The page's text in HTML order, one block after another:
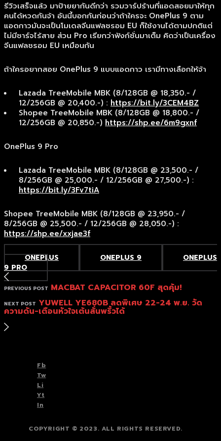
รีวิวเสร็จแล้ว มาป้ายยากันดีกว่า รวมวาร์ปร้านที่แอดสอยมาให้ทุก
คนได้หวดกันจ้า อันนี้บอกกันก่อนว่าถ้าใครจะ OnePlus 9 ตาม
แอดกาวมันจะเป็นโมเดลจีนแฟลชรอม EU ก็ใช้งานได้ตามปกติแต่
ไม่มีชาร์จไร้สาย ส่วน Pro เรียกว่าฟังก์ชั่นมาเต็ม คิดว่าเป็นเครื่อง
จีนแฟลชรอม EU เหมือนกัน
ถ้าใครอยากสอย OnePlus 9 แบบแอดกาว เรามีทางเลือกให้จ้า
Lazada TreeMobile MBK (8/128GB @ 18,350.- /
12/256GB @ 20,400.-) : https://bit.ly/3CEM4BZ
Shopee TreeMobile MBK (8/128GB @ 18,800.- /
12/256GB @ 20,850.-) https://shp.ee/6m9gxnf
OnePlus 9 Pro
Lazada TreeMobile MBK (8/128GB @ 23,500.- /
8/256GB @ 25,000.- / 12/256GB @ 27,500.-) :
https://bit.ly/3Fv7tiA
Shopee TreeMobile MBK (8/128GB @ 23,950.- /
8/256GB @ 25,500.- / 12/256GB @ 28,050.-) :
https://shp.ee/xxjae3f
ONEPLUS ONEPLUS 9
ONEPLUS
9 PRO
PREVIOUS POST MACBAT CAPACITOR 60F สุดคุ้ม!
NEXT POST YUWELL YE680B ลดพิเศษ 22-24 พ.ย. วัด
ความดัน-เตือนหัวใจเต้นสั่นพริ้วได้
Fb
Tw
Li
Yt
In
COPYRIGHT © 2023. ALL RIGHTS RESERVED.